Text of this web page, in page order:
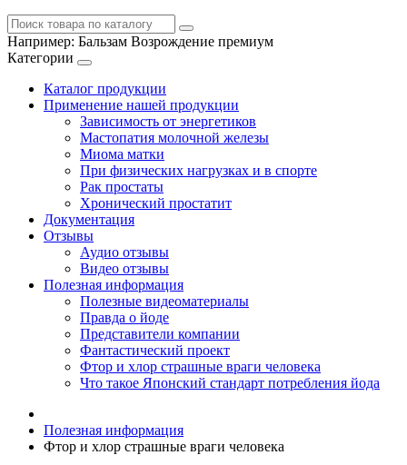
Например: Бальзам Возрождение премиум
Категории
Каталог продукции
Применение нашей продукции
Зависимость от энергетиков
Мастопатия молочной железы
Миома матки
При физических нагрузках и в спорте
Рак простаты
Хронический простатит
Документация
Отзывы
Аудио отзывы
Видео отзывы
Полезная информация
Полезные видеоматериалы
Правда о йоде
Представители компании
Фантастический проект
Фтор и хлор страшные враги человека
Что такое Японский стандарт потребления йода
Полезная информация
Фтор и хлор страшные враги человека